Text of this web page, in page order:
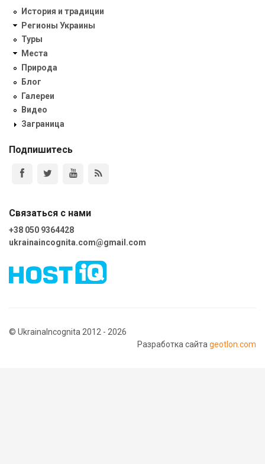
История и традиции
Регионы Украины
Туры
Места
Природа
Блог
Галереи
Видео
Заграница
Подпишитесь
Связаться с нами
+38 050 9364428
ukrainaincognita.com@gmail.com
© UkrainaIncognita 2012 - 2026
Разработка сайта geotlon.com